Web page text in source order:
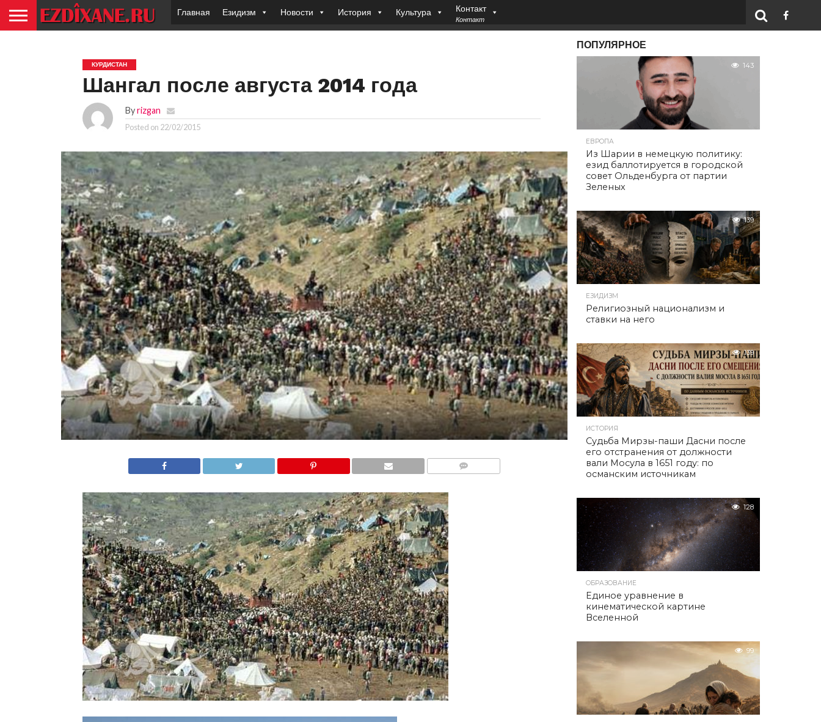
Главная Езидизм Новости История Культура Контакт
Контакт
КУРДИСТАН
Шангал после августа 2014 года
Byrizgan
Posted on 22/02/2015
ПОПУЛЯРНОЕ
143
ЕВРОПА
Из Шарии в немецкую политику:
езид баллотируется в городской
совет Ольденбурга от партии
Зеленых
139
ЕЗИДИЗМ
Религиозный национализм и
ставки на него
139
ИСТОРИЯ
Судьба Мирзы-паши Дасни после
его отстранения от должности
вали Мосула в 1651 году: по
османским источникам
128
ОБРАЗОВАНИЕ
Единое уравнение в
кинематической картине
Вселенной
99